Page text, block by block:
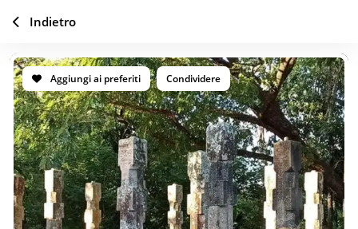
Aggiungi ai preferiti Condividere
Indietro